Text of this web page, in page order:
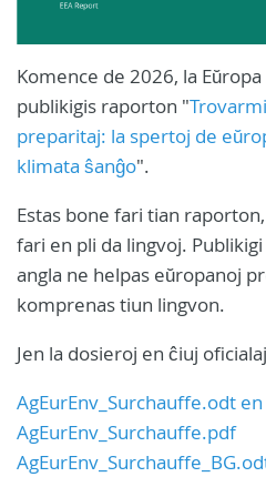
Komence de 2026, la
publikigis raporton "
preparitaj: la spertoj de
klimata ŝanĝo".
Estas bone fari tian
fari en pli da lingvoj.
angla ne helpas eŭropanoj
komprenas tiun lingvon.
Jen la dosieroj en ĉiuj
AgEurEnv_Surchauffe.odt en
AgEurEnv_Surchauffe.pdf